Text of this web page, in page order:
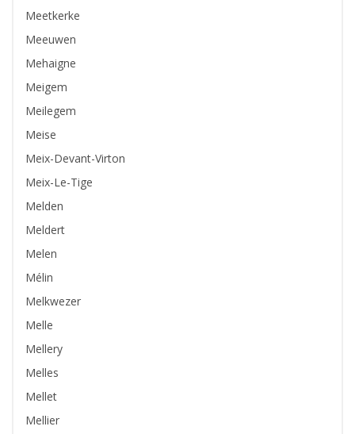
Meetkerke
Meeuwen
Mehaigne
Meigem
Meilegem
Meise
Meix-Devant-Virton
Meix-Le-Tige
Melden
Meldert
Melen
Mélin
Melkwezer
Melle
Mellery
Melles
Mellet
Mellier